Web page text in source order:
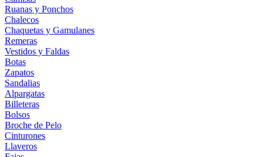
Ruanas y Ponchos
Chalecos
Chaquetas y Gamulanes
Remeras
Vestidos y Faldas
Botas
Zapatos
Sandalias
Alpargatas
Billeteras
Bolsos
Broche de Pelo
Cinturones
Llaveros